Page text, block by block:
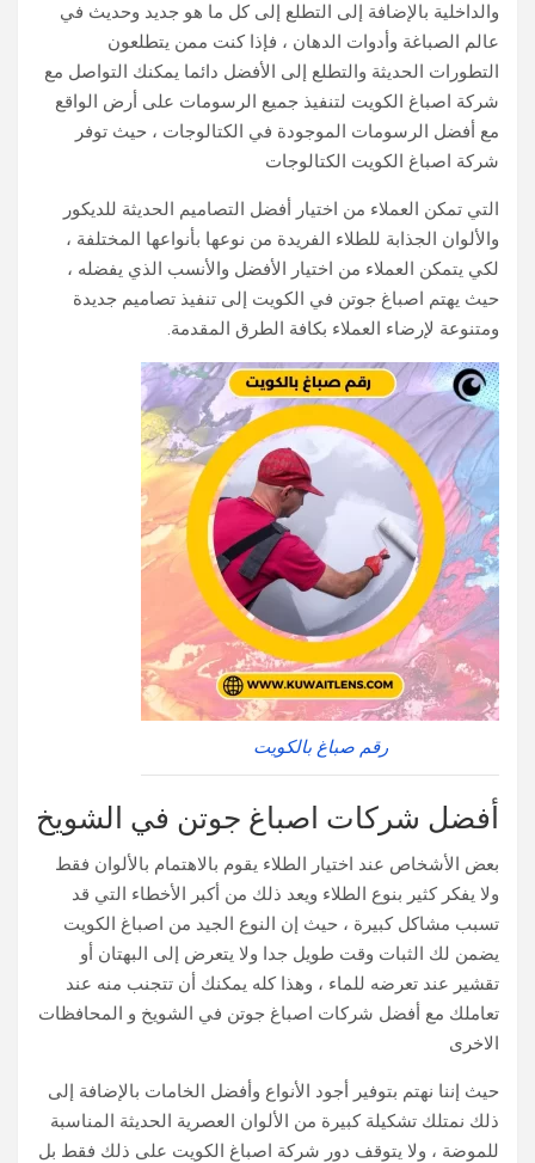
والداخلية بالإضافة إلى التطلع إلى كل ما هو جديد وحديث في
عالم الصباغة وأدوات الدهان ، فإذا كنت ممن يتطلعون
التطورات الحديثة والتطلع إلى الأفضل دائما يمكنك التواصل مع
شركة اصباغ الكويت لتنفيذ جميع الرسومات على أرض الواقع
مع أفضل الرسومات الموجودة في الكتالوجات ، حيث توفر
شركة اصباغ الكويت الكتالوجات
التي تمكن العملاء من اختيار أفضل التصاميم الحديثة للديكور
والألوان الجذابة للطلاء الفريدة من نوعها بأنواعها المختلفة ،
لكي يتمكن العملاء من اختيار الأفضل والأنسب الذي يفضله ،
حيث يهتم اصباغ جوتن في الكويت إلى تنفيذ تصاميم جديدة
ومتنوعة لإرضاء العملاء بكافة الطرق المقدمة.
رقم صباغ بالكويت
أفضل شركات اصباغ جوتن في الشويخ
بعض الأشخاص عند اختيار الطلاء يقوم بالاهتمام بالألوان فقط
ولا يفكر كثير بنوع الطلاء ويعد ذلك من أكبر الأخطاء التي قد
تسبب مشاكل كبيرة ، حيث إن النوع الجيد من اصباغ الكويت
يضمن لك الثبات وقت طويل جدا ولا يتعرض إلى البهتان أو
تقشير عند تعرضه للماء ، وهذا كله يمكنك أن تتجنب منه عند
تعاملك مع أفضل شركات اصباغ جوتن في الشويخ و المحافظات
الاخرى
حيث إننا نهتم بتوفير أجود الأنواع وأفضل الخامات بالإضافة إلى
ذلك نمتلك تشكيلة كبيرة من الألوان العصرية الحديثة المناسبة
للموضة ، ولا يتوقف دور شركة اصباغ الكويت على ذلك فقط بل